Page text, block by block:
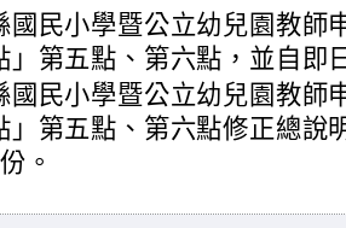
國民小學暨公立幼兒園教師
」第五點、第六點，並自即
國民小學暨公立幼兒園教師
」第五點、第六點修正總說
。